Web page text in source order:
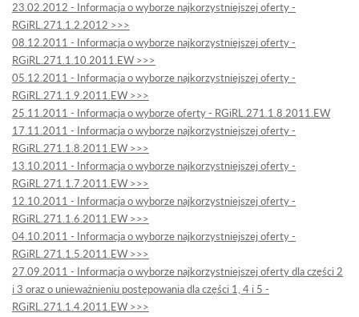
23.02.2012 - Informacja o wyborze najkorzystniejszej oferty -
RGiRL.271.1.2.2012 >>>
08.12.2011 - Informacja o wyborze najkorzystniejszej oferty -
RGiRL.271.1.10.2011.EW >>>
05.12.2011 - Informacja o wyborze najkorzystniejszej oferty -
RGiRL.271.1.9.2011.EW >>>
25.11.2011 - Informacja o wyborze oferty - RGiRL.271.1.8.2011.EW
17.11.2011 - Informacja o wyborze najkorzystniejszej oferty -
RGiRL.271.1.8.2011.EW >>>
13.10.2011 - Informacja o wyborze najkorzystniejszej oferty -
RGiRL.271.1.7.2011.EW >>>
12.10.2011 - Informacja o wyborze najkorzystniejszej oferty -
RGiRL.271.1.6.2011.EW >>>
04.10.2011 - Informacja o wyborze najkorzystniejszej oferty -
RGiRL.271.1.5.2011.EW >>>
27.09.2011 - Informacja o wyborze najkorzystniejszej oferty dla części 2
i 3 oraz o unieważnieniu postępowania dla części 1, 4 i 5 -
RGiRL.271.1.4.2011.EW >>>